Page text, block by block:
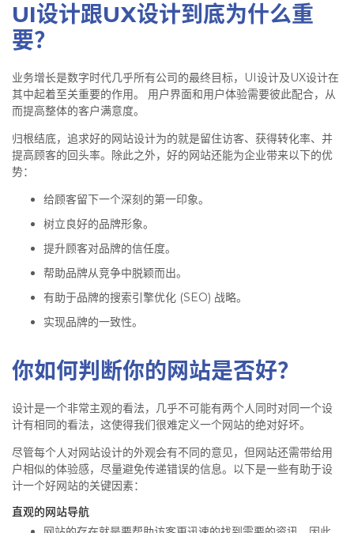
UI设计跟UX设计到底为什么重
要？
业务增长是数字时代几乎所有公司的最终目标，UI设计及UX设计在
其中起着至关重要的作用。 用户界面和用户体验需要彼此配合，从
而提高整体的客户满意度。
归根结底，追求好的网站设计为的就是留住访客、获得转化率、并
提高顾客的回头率。除此之外，好的网站还能为企业带来以下的优
势：
给顾客留下一个深刻的第一印象。
树立良好的品牌形象。
提升顾客对品牌的信任度。
帮助品牌从竞争中脱颖而出。
有助于品牌的搜索引擎优化 (SEO) 战略。
实现品牌的一致性。
你如何判断你的网站是否好？
设计是一个非常主观的看法，几乎不可能有两个人同时对同一个设
计有相同的看法，这使得我们很难定义一个网站的绝对好坏。
尽管每个人对网站设计的外观会有不同的意见，但网站还需带给用
户相似的体验感，尽量避免传递错误的信息。以下是一些有助于设
计一个好网站的关键因素：
直观的网站导航